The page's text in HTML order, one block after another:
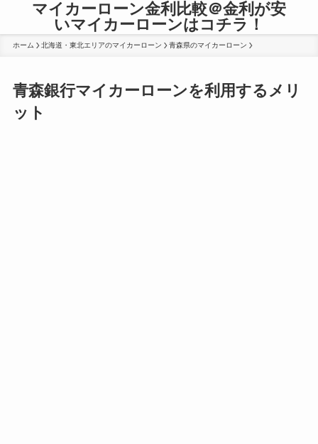
マイカーローン金利比較＠金利が安
いマイカーローンはコチラ！
ホーム 北海道・東北エリアのマイカーローン 青森県のマイカーローン
青森銀行マイカーローンを利用するメリ
ット